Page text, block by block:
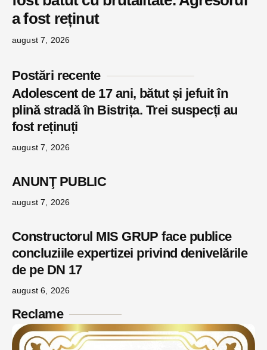
a fost reținut
august 7, 2026
Postări recente
Adolescent de 17 ani, bătut și jefuit în
plină stradă în Bistrița. Trei suspecți au
fost reținuți
august 7, 2026
ANUNŢ PUBLIC
august 7, 2026
Constructorul MIS GRUP face publice
concluziile expertizei privind denivelările
de pe DN 17
august 6, 2026
Reclame